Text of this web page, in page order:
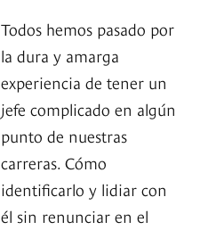
Todos hemos pasado por
la dura y amarga
experiencia de tener un
jefe complicado en algún
punto de nuestras
carreras. Cómo
identificarlo y lidiar con
él sin renunciar en el